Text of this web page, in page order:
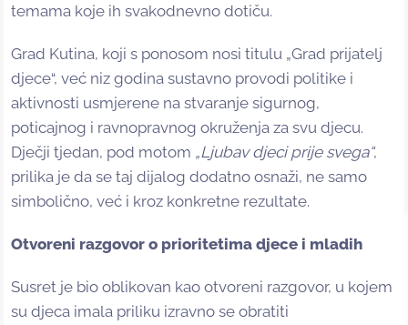
temama koje ih svakodnevno dotiču.
Grad Kutina, koji s ponosom nosi titulu „Grad prijatelj
djece“, već niz godina sustavno provodi politike i
aktivnosti usmjerene na stvaranje sigurnog,
poticajnog i ravnopravnog okruženja za svu djecu.
Dječji tjedan, pod motom „Ljubav djeci prije svega“,
prilika je da se taj dijalog dodatno osnaži, ne samo
simbolično, već i kroz konkretne rezultate.
Otvoreni razgovor o prioritetima djece i mladih
Susret je bio oblikovan kao otvoreni razgovor, u kojem
su djeca imala priliku izravno se obratiti